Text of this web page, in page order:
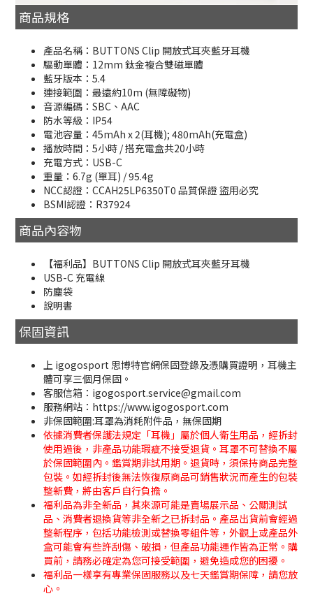
商品規格
產品名稱：BUTTONS Clip 開放式耳夾藍牙耳機
驅動單體：12mm 鈦金複合雙磁單體
藍牙版本：5.4
連接範圍：最遠約10m (無障礙物)
音源編碼：SBC、AAC
防水等級：IP54
電池容量：45mAh x 2(耳機); 480mAh(充電盒)
播放時間：5小時 / 搭充電盒共20小時
充電方式：USB-C
重量：6.7g (單耳) / 95.4g
NCC認證：CCAH25LP6350T0 品質保證 盜用必究
BSMI認證：R37924
商品內容物
【福利品】BUTTONS Clip 開放式耳夾藍牙耳機
USB-C 充電線
防塵袋
說明書
保固資訊
上 igogosport 思博特官網保固登錄及憑購買證明，耳機主
體可享三個月保固。
客服信箱：igogosport.service@gmail.com
服務網站：https://www.igogosport.com
非保固範圍:耳罩為消耗附件品，無保固期
依據消費者保護法規定「耳機」屬於個人衛生用品，經拆封
使用過後，非產品功能瑕疵不接受退貨。耳罩不可替換不屬
於保固範圍內。鑑賞期非試用期。退貨時，須保持商品完整
包裝。如經拆封後無法恢復原商品可銷售狀況而產生的包裝
整新費，將由客戶自行負擔。
福利品為非全新品，其來源可能是賣場展示品、公關測試
品、消費者退換貨等非全新之已拆封品。產品出貨前會經過
整新程序，包括功能檢測或替換零組件等，外觀上或產品外
盒可能會有些許刮傷、破損，但產品功能運作皆為正常。購
買前，請務必確定為您可接受範圍，避免造成您的困擾。
福利品一樣享有專業保固服務以及七天鑑賞期保障，請您放
心。